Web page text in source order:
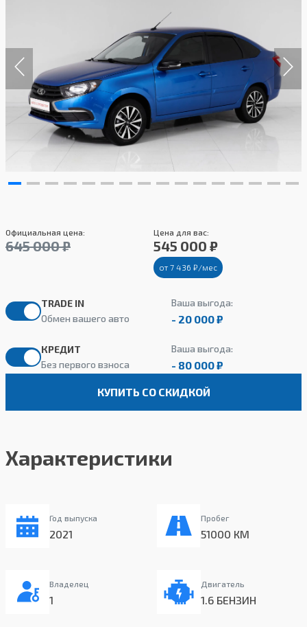
Официальная цена:
645 000 ₽
Цена для вас:
545 000 ₽
от 7 436 ₽/мес
TRADE IN
Обмен вашего авто
Ваша выгода:
- 20 000 ₽
КРЕДИТ
Без первого взноса
Ваша выгода:
- 80 000 ₽
КУПИТЬ СО СКИДКОЙ
Характеристики
Год выпуска
2021
Пробег
51000 КМ
Владелец
1
Двигатель
1.6 БЕНЗИН